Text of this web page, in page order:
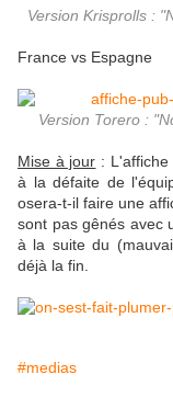
Version Krisprolls :
France vs Espagne
Version Torero :
Mise à jour :
à la défaite de
osera-t-il faire une
sont pas gênés avec
à la suite du
déjà la fin.
#medias